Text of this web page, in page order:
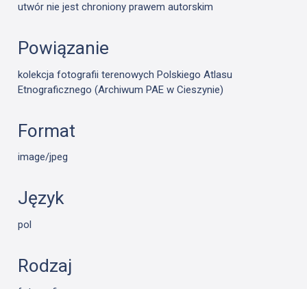
utwór nie jest chroniony prawem autorskim
Powiązanie
kolekcja fotografii terenowych Polskiego Atlasu
Etnograficznego (Archiwum PAE w Cieszynie)
Format
image/jpeg
Język
pol
Rodzaj